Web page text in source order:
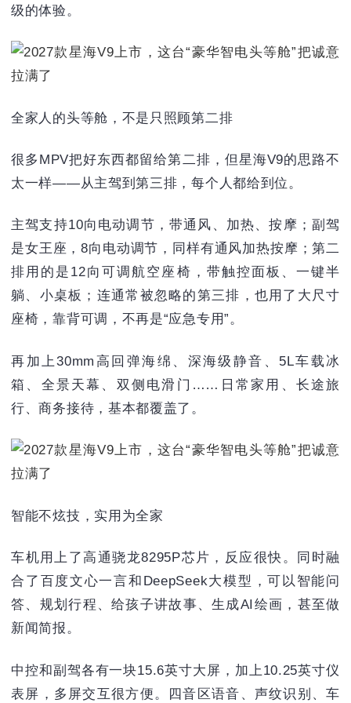
级的体验。
全家人的头等舱，不是只照顾第二排
很多MPV把好东西都留给第二排，但星海V9的思路不
太一样——从主驾到第三排，每个人都给到位。
主驾支持10向电动调节，带通风、加热、按摩；副驾
是女王座，8向电动调节，同样有通风加热按摩；第二
排用的是12向可调航空座椅，带触控面板、一键半
躺、小桌板；连通常被忽略的第三排，也用了大尺寸
座椅，靠背可调，不再是“应急专用”。
再加上30mm高回弹海绵、深海级静音、5L车载冰
箱、全景天幕、双侧电滑门……日常家用、长途旅
行、商务接待，基本都覆盖了。
智能不炫技，实用为全家
车机用上了高通骁龙8295P芯片，反应很快。同时融
合了百度文心一言和DeepSeek大模型，可以智能问
答、规划行程、给孩子讲故事、生成AI绘画，甚至做
新闻简报。
中控和副驾各有一块15.6英寸大屏，加上10.25英寸仪
表屏，多屏交互很方便。四音区语音、声纹识别、车